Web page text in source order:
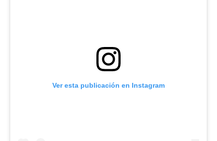
Ver esta publicación en Instagram